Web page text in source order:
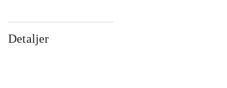
Detaljer